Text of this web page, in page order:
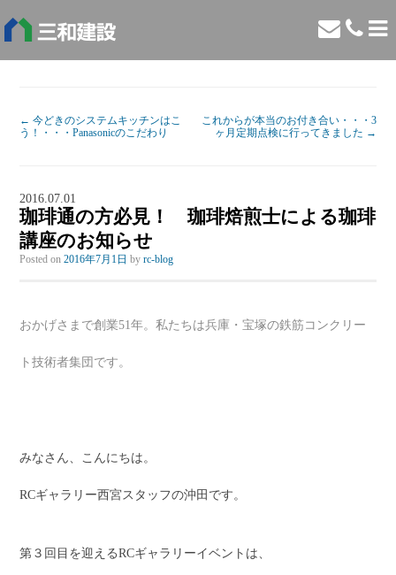
← 今どきのシステムキッチンはこ
う！・・・Panasonicのこだわり
これからが本当のお付き合い・・・3
ヶ月定期点検に行ってきました →
2016.07.01
珈琲通の方必見！ 珈琲焙煎士による珈琲
講座のお知らせ
Posted on2016年7月1日 byrc-blog
おかげさまで創業51年。私たちは兵庫・宝塚の鉄筋コンクリー
ト技術者集団です。
みなさん、こんにちは。
RCギャラリー西宮スタッフの沖田です。
第３回目を迎えるRCギャラリーイベントは、